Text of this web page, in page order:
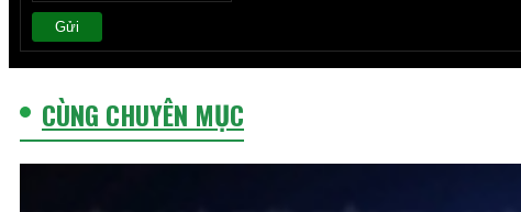
Gửi
CÙNG CHUYÊN MỤC